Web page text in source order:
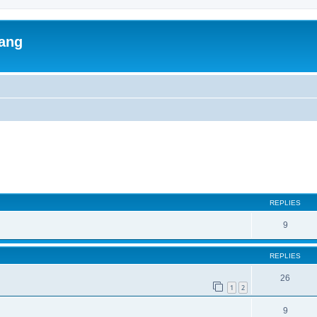
REPLIES
9
REPLIES
1 2
26
9